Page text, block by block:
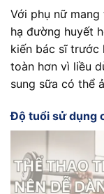
Với phụ nữ
hạ đường huyết
kiến bác sĩ trước
toàn hơn vì liều
sung sữa có thể
Độ tuổi sử dụng